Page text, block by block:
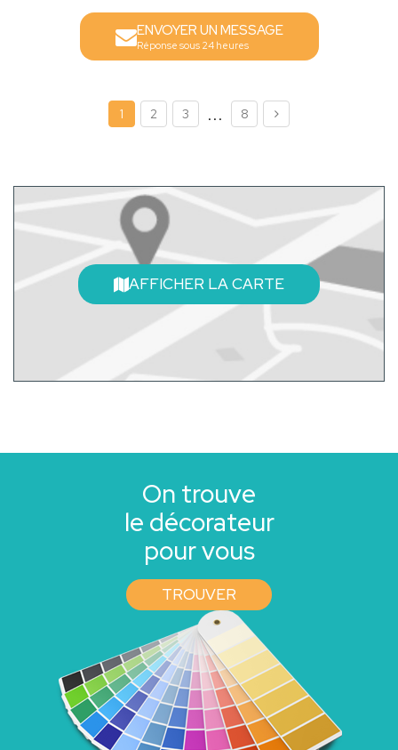
ENVOYER UN MESSAGE
Réponse sous 24 heures
1 2 3 ... 8
AFFICHER LA CARTE
On trouve
le décorateur
pour vous
TROUVER